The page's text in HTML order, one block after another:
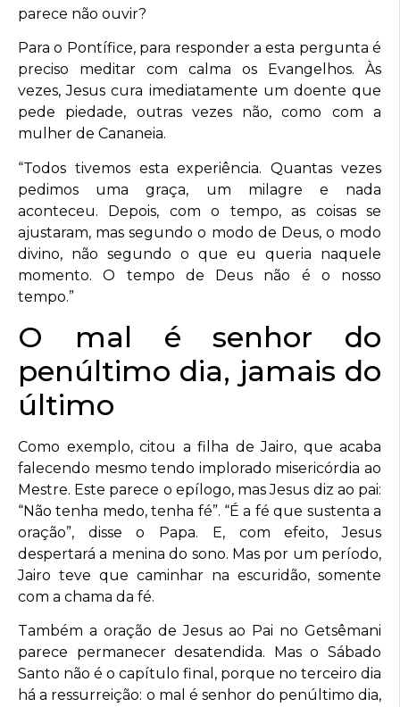
parece não ouvir?
Para o Pontífice, para responder a esta pergunta é
preciso meditar com calma os Evangelhos. Às
vezes, Jesus cura imediatamente um doente que
pede piedade, outras vezes não, como com a
mulher de Cananeia.
“Todos tivemos esta experiência. Quantas vezes
pedimos uma graça, um milagre e nada
aconteceu. Depois, com o tempo, as coisas se
ajustaram, mas segundo o modo de Deus, o modo
divino, não segundo o que eu queria naquele
momento. O tempo de Deus não é o nosso
tempo.”
O mal é senhor do
penúltimo dia, jamais do
último
Como exemplo, citou a filha de Jairo, que acaba
falecendo mesmo tendo implorado misericórdia ao
Mestre. Este parece o epílogo, mas Jesus diz ao pai:
“Não tenha medo, tenha fé”. “É a fé que sustenta a
oração”, disse o Papa. E, com efeito, Jesus
despertará a menina do sono. Mas por um período,
Jairo teve que caminhar na escuridão, somente
com a chama da fé.
Também a oração de Jesus ao Pai no Getsêmani
parece permanecer desatendida. Mas o Sábado
Santo não é o capítulo final, porque no terceiro dia
há a ressurreição: o mal é senhor do penúltimo dia,